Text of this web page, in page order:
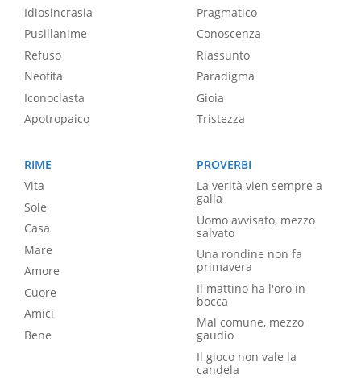
Idiosincrasia
Pusillanime
Refuso
Neofita
Iconoclasta
Apotropaico
Pragmatico
Conoscenza
Riassunto
Paradigma
Gioia
Tristezza
RIME
Vita
Sole
Casa
Mare
Amore
Cuore
Amici
Bene
PROVERBI
La verità vien sempre a
galla
Uomo avvisato, mezzo
salvato
Una rondine non fa
primavera
Il mattino ha l'oro in
bocca
Mal comune, mezzo
gaudio
Il gioco non vale la
candela